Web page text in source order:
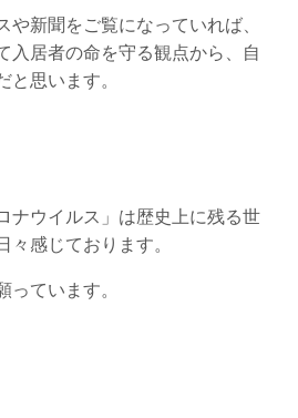
新聞をご覧になっていれば、
入居者の命を守る観点から、自
思います。
ナウイルス」は歴史上に残る世
感じております。
ています。